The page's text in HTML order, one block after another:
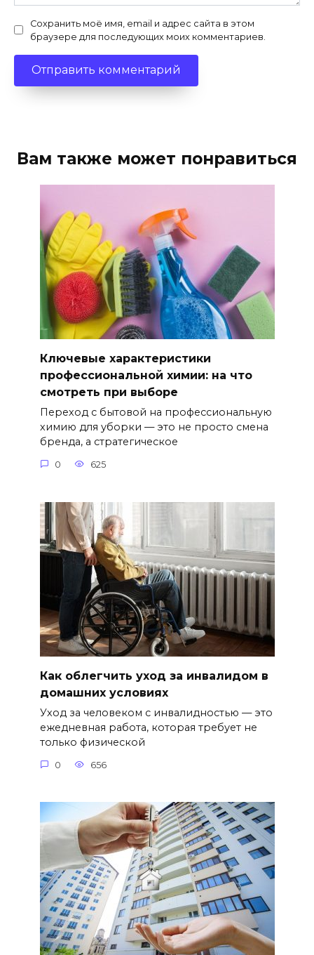
Сохранить моё имя, email и адрес сайта в этом
браузере для последующих моих комментариев.
Вам также может понравиться
Ключевые характеристики
профессиональной химии: на что
смотреть при выборе
Переход с бытовой на профессиональную
химию для уборки — это не просто смена
бренда, а стратегическое
0 625
Как облегчить уход за инвалидом в
домашних условиях
Уход за человеком с инвалидностью — это
ежедневная работа, которая требует не
только физической
0 656